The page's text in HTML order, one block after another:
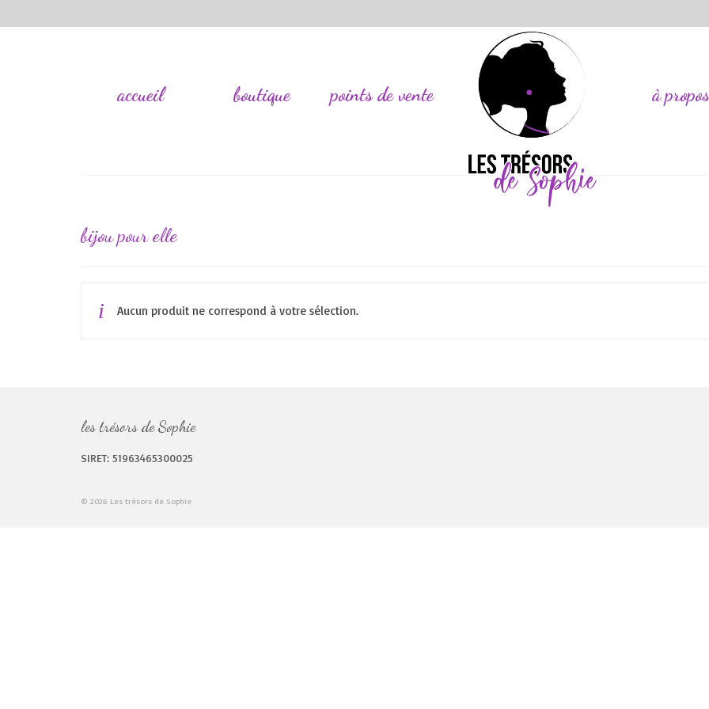
accueil boutique points de vente à propos
bijou pour elle
Aucun produit ne correspond à votre sélection.
les trésors de Sophie
SIRET: 51963465300025
© 2026 Les trésors de Sophie